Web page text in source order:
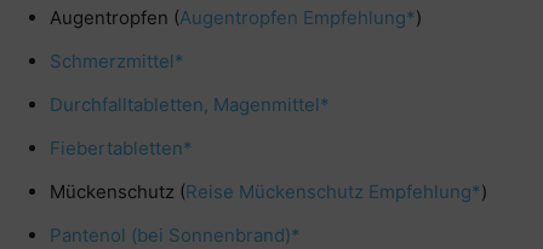
Augentropfen (Augentropfen Empfehlung*)
Schmerzmittel*
Durchfalltabletten, Magenmittel*
Fiebertabletten*
Mückenschutz (Reise Mückenschutz Empfehlung*)
Pantenol (bei Sonnenbrand)*